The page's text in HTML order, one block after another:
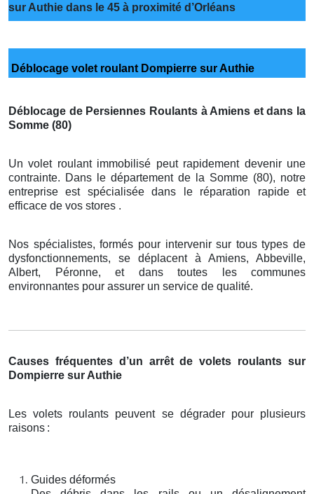
sur Authie dans le 45 à proximité d’Orléans
Déblocage volet roulant Dompierre sur Authie
Déblocage de Persiennes Roulants à Amiens et dans la
Somme (80)
Un volet roulant immobilisé peut rapidement devenir une
contrainte. Dans le département de la Somme (80), notre
entreprise est spécialisée dans le réparation rapide et
efficace de vos stores .
Nos spécialistes, formés pour intervenir sur tous types de
dysfonctionnements, se déplacent à Amiens, Abbeville,
Albert, Péronne, et dans toutes les communes
environnantes pour assurer un service de qualité.
Causes fréquentes d’un arrêt de volets roulants sur
Dompierre sur Authie
Les volets roulants peuvent se dégrader pour plusieurs
raisons :
Guides déformés